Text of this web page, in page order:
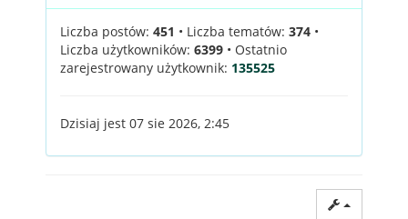
Liczba postów: 451 • Liczba tematów: 374 •
Liczba użytkowników: 6399 • Ostatnio
zarejestrowany użytkownik: 135525
Dzisiaj jest 07 sie 2026, 2:45